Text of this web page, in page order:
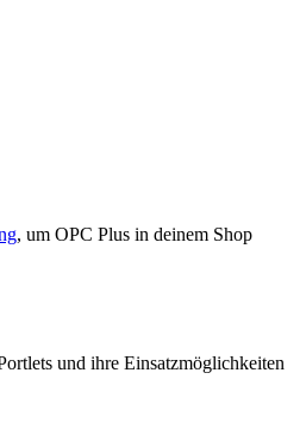
, um OPC Plus in deinem Shop
und ihre Einsatzmöglichkeiten